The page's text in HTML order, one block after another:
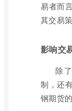
易者而
其交易
影响交
除
制，还
钢期货